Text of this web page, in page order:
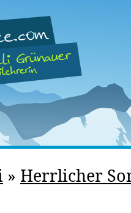
» Herrlicher